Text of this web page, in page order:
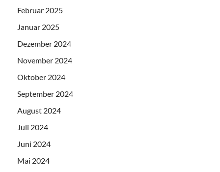
Februar 2025
Januar 2025
Dezember 2024
November 2024
Oktober 2024
September 2024
August 2024
Juli 2024
Juni 2024
Mai 2024